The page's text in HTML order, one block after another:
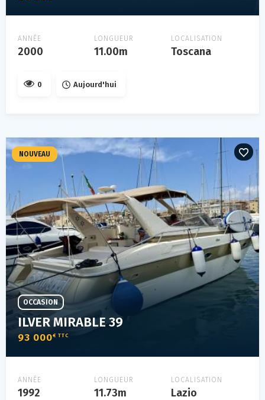
ANNÉE
2000
LONGUEUR
11.00m
LOCALISATION
Toscana
0 Aujourd'hui
ILVER MIRABLE 39
93 000€ TTC
OCCASION
ANNÉE
1992
LONGUEUR
11.73m
LOCALISATION
Lazio
NOUVEAU